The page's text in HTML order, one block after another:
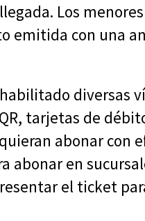
Los
emitida con una
diversas
tarjetas de
abonar con
en
el ticket